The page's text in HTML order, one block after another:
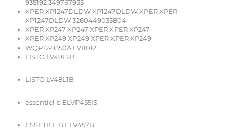
935192 349767935
XPER XP1247DLDW XP1247DLDW XPER XPER
XP1247DLDW 3260449035804
XPER XP247 XP247 XPER XPER XP247
XPER XP249 XP249 XPER XPER XP249
WQP12-9350A LVI1012
LISTO LV49L2B
LISTO LV48L1B
essentiel b ELVP455IS
ESSETIEL B ELV457B